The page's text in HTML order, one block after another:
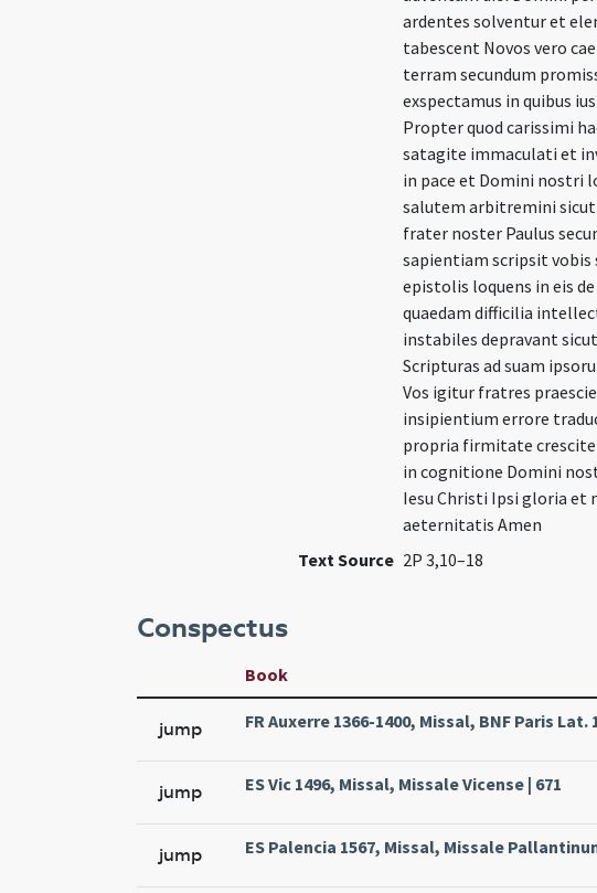
ardentes solventur et
tabescent Novos vero
terram secundum
exspectamus in quibus
Propter quod carissimi
satagite immaculati et
in pace et Domini nostri
salutem arbitremini sicut
frater noster Paulus
sapientiam scripsit vobis
epistolis loquens in eis
quaedam difficilia
instabiles depravant
Scripturas ad suam
Vos igitur fratres
insipientium errore
propria firmitate
in cognitione Domini
Iesu Christi Ipsi gloria et
aeternitatis Amen
Text Source 2P 3,10–18
Conspectus
Book
jump FR Auxerre 1366-1400, Missal, BNF Paris Lat.
jump ES Vic 1496, Missal, Missale Vicense | 671
jump ES Palencia 1567, Missal, Missale